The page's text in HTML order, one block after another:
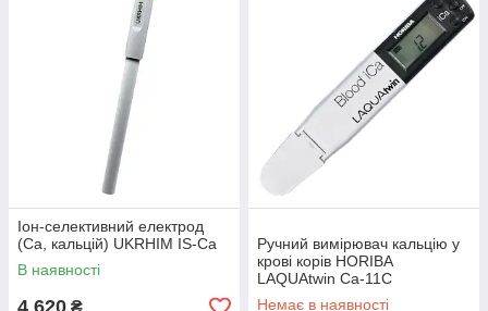
Іон-селективний електрод
(Ca, кальцій) UKRHIM IS-Ca
В наявності
4 620 ₴
Ручний вимірювач кальцію у
крові корів HORIBA
LAQUAtwin Ca-11C
Немає в наявності